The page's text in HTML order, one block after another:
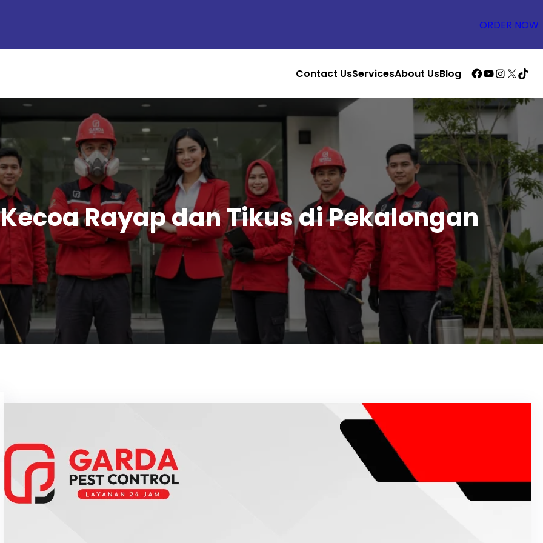
ORDER NOW
Contact UsServicesAbout UsBlog Facebook
YouTube
Instagram
X
Rayap dan Tikus di Pekalongan